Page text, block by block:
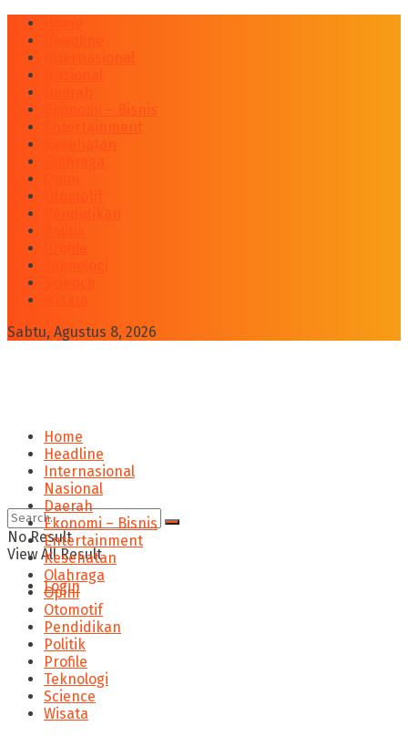
Internasional
Ekonomi – Bisnis
Entertainment
Sabtu, Agustus 8, 2026
No Result
View All Result
Login
Home
Headline
Internasional
Nasional
Daerah
Ekonomi – Bisnis
Entertainment
Kesehatan
Olahraga
Opini
Otomotif
Pendidikan
Politik
Profile
Teknologi
Science
Wisata